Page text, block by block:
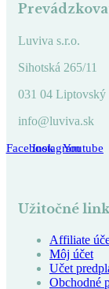
Luviva s.r.o.
Sihotská 265/11
031 04 Liptovský
info@luviva.sk
FacebookInstagramYoutube
Užitočné
Affiliate
Môj účet
Učet
Obchodné